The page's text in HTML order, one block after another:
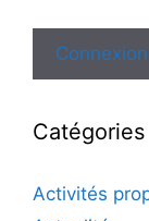
Catégories
Activités